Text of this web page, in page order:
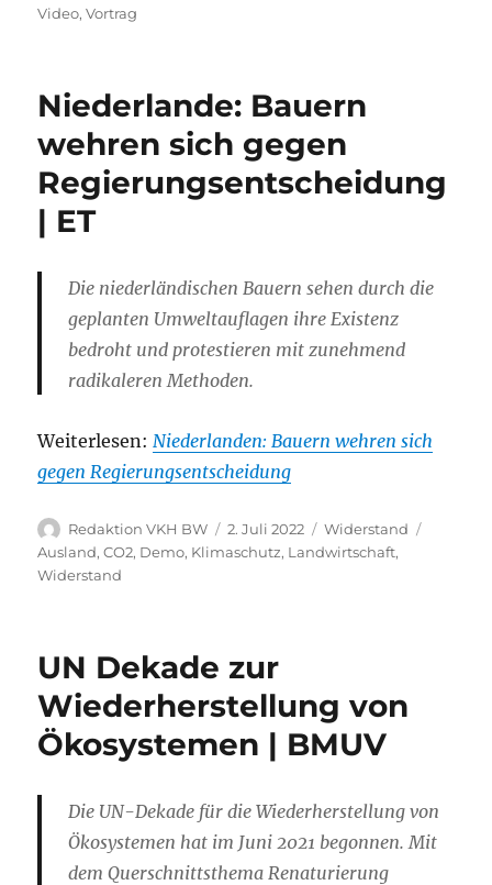
Video,Vortrag
Niederlande: Bauern
wehren sich gegen
Regierungsentscheidung
| ET
Die niederländischen Bauern sehen durch die
geplanten Umweltauflagen ihre Existenz
bedroht und protestieren mit zunehmend
radikaleren Methoden.
Weiterlesen: Niederlanden: Bauern wehren sich
gegen Regierungsentscheidung
Autor
Redaktion VKH BW
Veröffentlicht
am
2. Juli 2022 Kategorien
Widerstand
Ausland,CO2, Demo, Klimaschutz, Landwirtschaft,
Widerstand
UN Dekade zur
Wiederherstellung von
Ökosystemen | BMUV
Die UN-Dekade für die Wiederherstellung von
Ökosystemen hat im Juni 2021 begonnen. Mit
dem Querschnittsthema Renaturierung